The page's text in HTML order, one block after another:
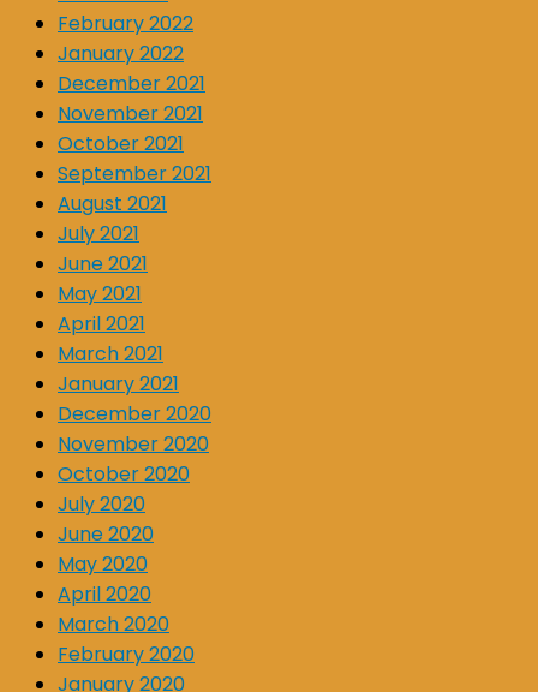
February 2022
January 2022
December 2021
November 2021
October 2021
September 2021
August 2021
July 2021
June 2021
May 2021
April 2021
March 2021
January 2021
December 2020
November 2020
October 2020
July 2020
June 2020
May 2020
April 2020
March 2020
February 2020
January 2020